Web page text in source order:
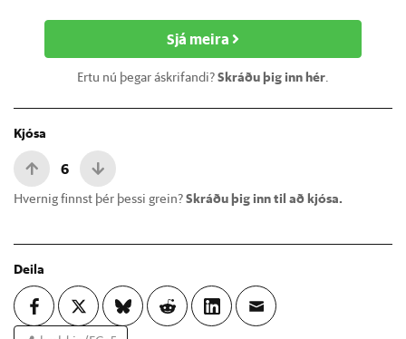
Sjá meira
Ertu nú þegar áskrifandi?Skráðu þig inn hér.
Kjósa
6
Hvernig finnst þér þessi grein?Skráðu þig inn til að kjósa.
Deila